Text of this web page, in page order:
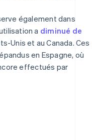
également dans
a diminué de
Unis et au Canada. Ces
en Espagne, où
effectués par